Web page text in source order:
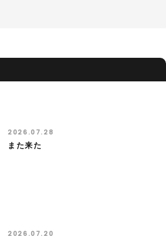
2026.07.28
また来た
2026.07.20